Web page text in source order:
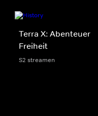
Terra X: Abenteuer
Freiheit
S2 streamen